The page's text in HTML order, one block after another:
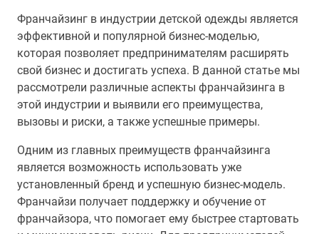
Франчайзинг в индустрии детской одежды является
эффективной и популярной бизнес-моделью,
которая позволяет предпринимателям расширять
свой бизнес и достигать успеха. В данной статье мы
рассмотрели различные аспекты франчайзинга в
этой индустрии и выявили его преимущества,
вызовы и риски, а также успешные примеры.
Одним из главных преимуществ франчайзинга
является возможность использовать уже
установленный бренд и успешную бизнес-модель.
Франчайзи получает поддержку и обучение от
франчайзора, что помогает ему быстрее стартовать